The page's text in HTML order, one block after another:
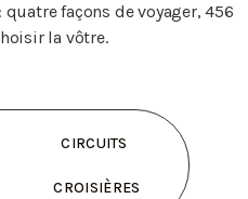
façons de voyager, 456
la vôtre.
CIRCUITS
CROISIÈRES